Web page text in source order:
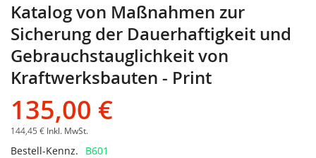
Katalog von Maßnahmen zur
Sicherung der Dauerhaftigkeit und
Gebrauchstauglichkeit von
Kraftwerksbauten - Print
135,00 €
144,45 € Inkl. MwSt.
Bestell-Kennz. B601